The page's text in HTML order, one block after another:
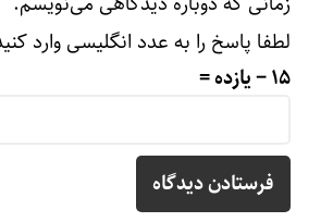
لطفا پاسخ را به عدد انگلیسی وارد
15 − یازده =